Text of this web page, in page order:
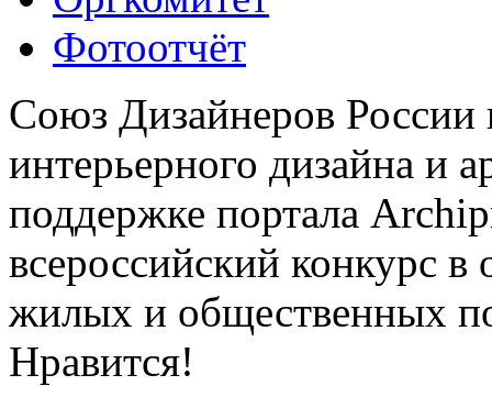
Фотоотчёт
Союз Дизайнеров России
интерьерного дизайна и
поддержке портала
всероссийский конкурс в
жилых и общественных
Нравится!